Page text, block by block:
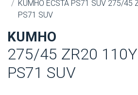
KUMHO ECSTA PS71 SUV 275/45
PS71 SUV
KUMHO
275/45 ZR20
PS71 SUV